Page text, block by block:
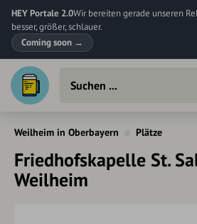
HEY Portale 2.0Wir bereiten gerade unseren
besser, größer, schlauer.
Coming soon →
Weilheim in Oberbayern Plätze
Friedhofskapelle St.
Weilheim